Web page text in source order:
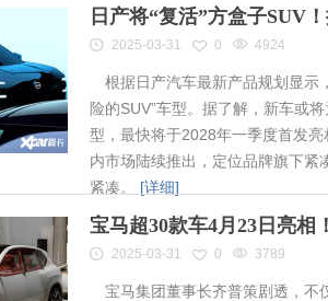
日产将“复活”方盒子SUV
2025-03-31 0 4924
根据日产汽车最新产品规划显示
险的SUV”车型。据了解，新车或
型，最快将于2028年一季度首发
内市场陆续推出，定位品牌旗下紧
紧凑。 [详细]
宝马超30款车4月23日亮
2025-03-31 0 3789
宝马集团董事长齐普策剧透，不